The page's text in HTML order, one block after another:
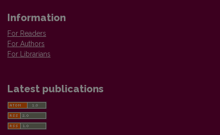
Information
For Readers
For Authors
For Librarians
Latest publications